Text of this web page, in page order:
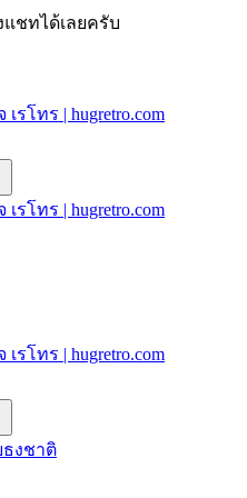
ชทได้เลยครับ
ร | hugretro.com
โรงแรม ป้ายโค้ก เป็ปซี่เวสป้า
แบบสวยๆเพียบหรือสั่งทำโทร
แบบสวยๆเพียบหรือสั่งทำโทร
ร | hugretro.com
โรงแรม ป้ายโค้ก เป็ปซี่เวสป้า
แบบสวยๆเพียบหรือสั่งทำโทร
ธงชาติ